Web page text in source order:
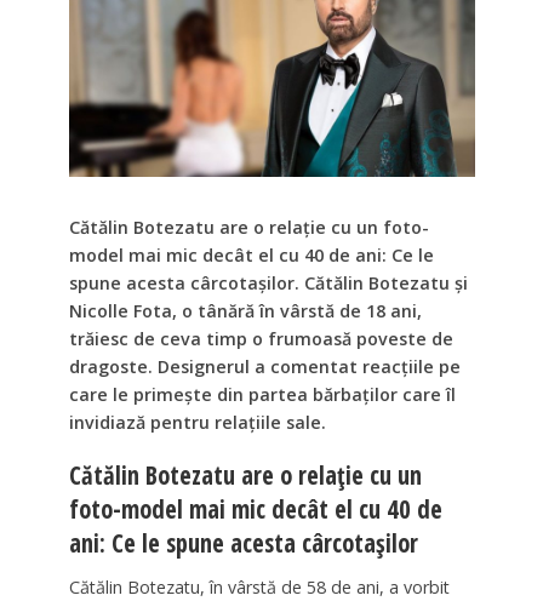
Cătălin Botezatu are o relație cu un foto-
model mai mic decât el cu 40 de ani: Ce le
spune acesta cârcotașilor. Cătălin Botezatu și
Nicolle Fota, o tânără în vârstă de 18 ani,
trăiesc de ceva timp o frumoasă poveste de
dragoste. Designerul a comentat reacțiile pe
care le primește din partea bărbaților care îl
invidiază pentru relațiile sale.
Cătălin Botezatu are o relație cu un
foto-model mai mic decât el cu 40 de
ani: Ce le spune acesta cârcotașilor
Cătălin Botezatu, în vârstă de 58 de ani, a vorbit